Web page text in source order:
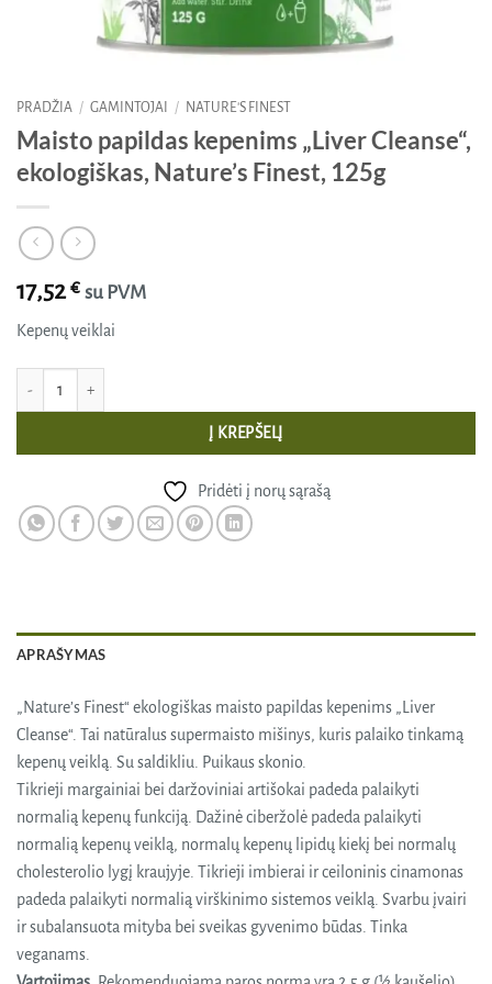
PRADŽIA / GAMINTOJAI / NATURE'S FINEST
Maisto papildas kepenims „Liver Cleanse“,
ekologiškas, Nature’s Finest, 125g
17,52€ su PVM
Kepenų veiklai
Į KREPŠELĮ
Pridėti į norų sąrašą
APRAŠYMAS
„Nature’s Finest“ ekologiškas maisto papildas kepenims „Liver
Cleanse“. Tai natūralus supermaisto mišinys, kuris palaiko tinkamą
kepenų veiklą. Su saldikliu. Puikaus skonio.
Tikrieji margainiai bei daržoviniai artišokai padeda palaikyti
normalią kepenų funkciją. Dažinė ciberžolė padeda palaikyti
normalią kepenų veiklą, normalų kepenų lipidų kiekį bei normalų
cholesterolio lygį kraujyje. Tikrieji imbierai ir ceiloninis cinamonas
padeda palaikyti normalią virškinimo sistemos veiklą. Svarbu įvairi
ir subalansuota mityba bei sveikas gyvenimo būdas. Tinka
veganams.